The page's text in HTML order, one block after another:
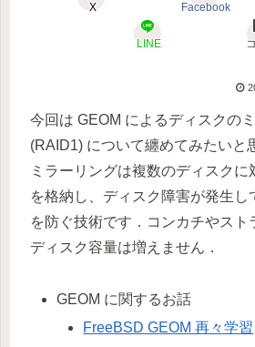
X Facebook
LINE
今回は GEOM によるディスクの
(RAID1) について纏めてみたいと
ミラーリングは複数のディスクに
を格納し、ディスク障害が発生し
を防ぐ技術です．コンカチやスト
ディスク容量は増えません．
GEOM に関するお話
FreeBSD GEOM 再々学習